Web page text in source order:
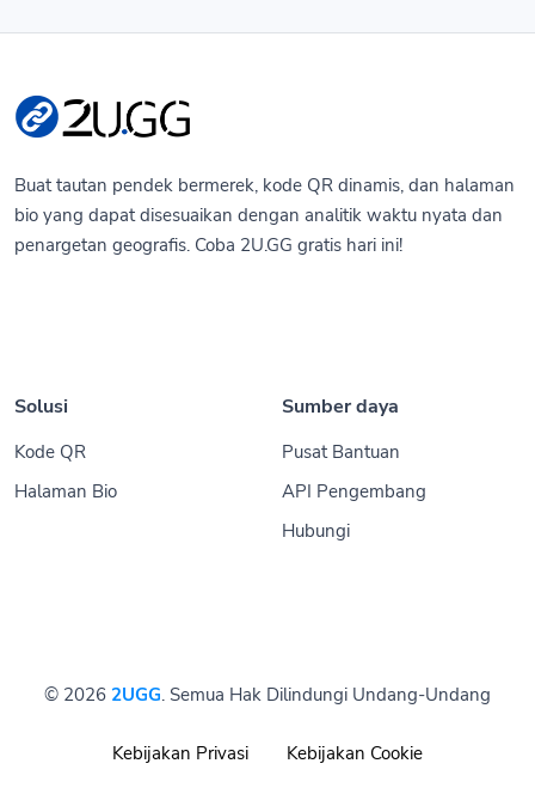
Buat tautan pendek bermerek, kode QR dinamis, dan halaman
bio yang dapat disesuaikan dengan analitik waktu nyata dan
penargetan geografis. Coba 2U.GG gratis hari ini!
Solusi
Kode QR
Halaman Bio
Sumber daya
Pusat Bantuan
API Pengembang
Hubungi
© 2026 2UGG. Semua Hak Dilindungi Undang-Undang
Kebijakan Privasi Kebijakan Cookie